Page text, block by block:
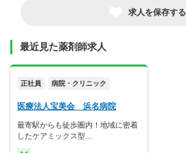
求人を保存する
最近見た薬剤師求人
正社員 病院・クリニック
医療法人宝美会 浜名病院
最寄駅からも徒歩圏内！地域に密着
したケアミックス型…